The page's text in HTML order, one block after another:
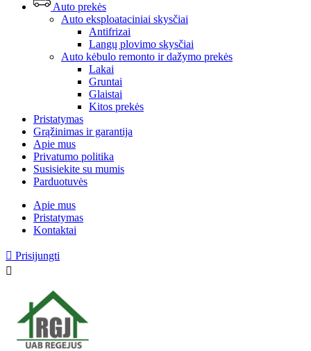
Auto prekės
Auto eksploataciniai skysčiai
Antifrizai
Langų plovimo skysčiai
Auto kėbulo remonto ir dažymo prekės
Lakai
Gruntai
Glaistai
Kitos prekės
Pristatymas
Grąžinimas ir garantija
Apie mus
Privatumo politika
Susisiekite su mumis
Parduotuvės
Apie mus
Pristatymas
Kontaktai
 Prisijungti
